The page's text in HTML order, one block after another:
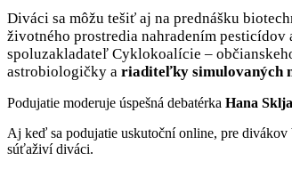
Diváci sa môžu tešiť aj na prednášku
životného prostredia nahradením
spoluzakladateľ Cyklokoalície –
astrobiologičky a riaditeľky simulovaných
Podujatie moderuje úspešná debatérka Hana
Aj keď sa podujatie uskutoční online, pre
súťaživí diváci.